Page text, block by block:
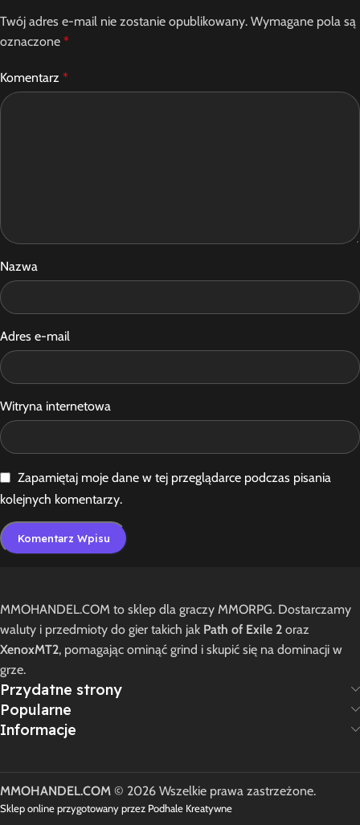
Twój adres e-mail nie zostanie opublikowany. Wymagane pola są
oznaczone *
Komentarz *
Nazwa
Adres e-mail
Witryna internetowa
Zapamiętaj moje dane w tej przeglądarce podczas pisania
kolejnych komentarzy.
MMOHANDEL.COM to sklep dla graczy MMORPG. Dostarczamy
waluty i przedmioty do gier takich jak Path of Exile 2 oraz
XenoxMT2, pomagając ominąć grind i skupić się na dominacji w
grze.
Przydatne strony
Popularne
Informacje
MMOHANDEL.COM © 2026 Wszelkie prawa zastrzeżone.
Sklep online przygotowany przez Podhale Kreatywne